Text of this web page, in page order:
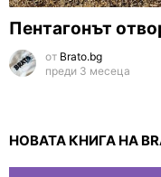
Пентагонът
от Brato.bg
преди 3 месеца
НОВАТА КНИГА НА